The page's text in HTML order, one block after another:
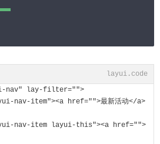
layui.code
nav" lay-filter="">